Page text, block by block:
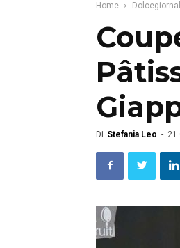
Home
Di Stefania Leo - 21